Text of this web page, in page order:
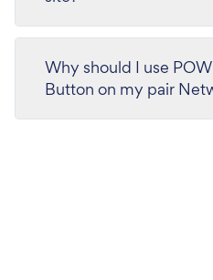
Why should I use
Button on my pair